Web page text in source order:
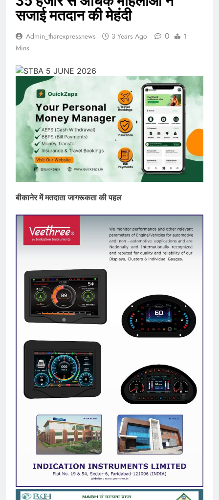
सजाई मतदान की मेहंदी
Admin_tharexpressnews 3 Years Ago 0
1
Mins
बीकानेर में मतदाता जागरूकता की पहल